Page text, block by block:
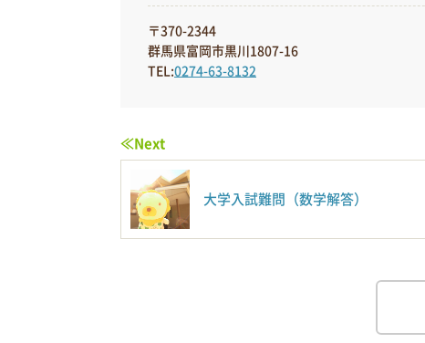
〒370-2344
群馬県富岡市黒川1807-16
TEL:0274-63-8132
≪Next
大学入試難問（数学解答）